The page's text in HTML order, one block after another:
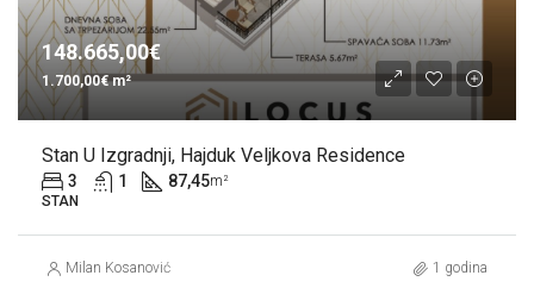
148.665,00€
1.700,00€ m²
Stan U Izgradnji, Hajduk Veljkova Residence
3 1 87,45m²
STAN
Milan Kosanović 1 godina